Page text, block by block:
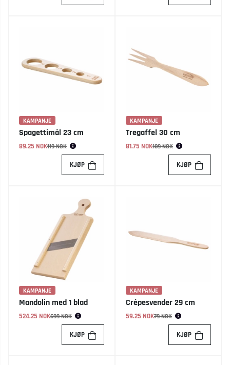
KAMPANJE
Spagettimål 23 cm
89.25 NOK
Vanlig pris:119 NOK
KJØP
KAMPANJE
Tregaffel 30 cm
81.75 NOK
Vanlig pris:109 NOK
KJØP
KAMPANJE
Mandolin med 1 blad
524.25 NOK
Vanlig pris:699 NOK
KJØP
KAMPANJE
Crêpesvender 29 cm
59.25 NOK
Vanlig pris:79 NOK
KJØP